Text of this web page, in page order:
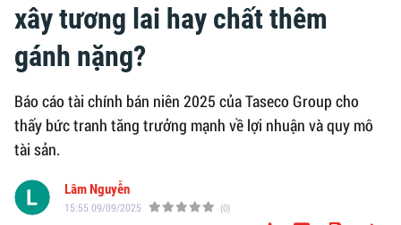
xây tương lai hay chất thêm
gánh nặng?
Báo cáo tài chính bán niên 2025 của Taseco Group cho
thấy bức tranh tăng trưởng mạnh về lợi nhuận và quy mô
tài sản.
Lâm Nguyễn
15:55 09/09/2025 (0)